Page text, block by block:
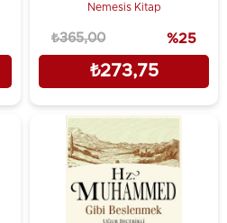
Nemesis Kitap
₺273,75
₺365,00 %25